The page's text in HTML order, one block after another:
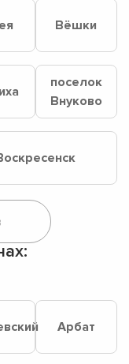
Вёшки
поселок
Внуково
Арбат